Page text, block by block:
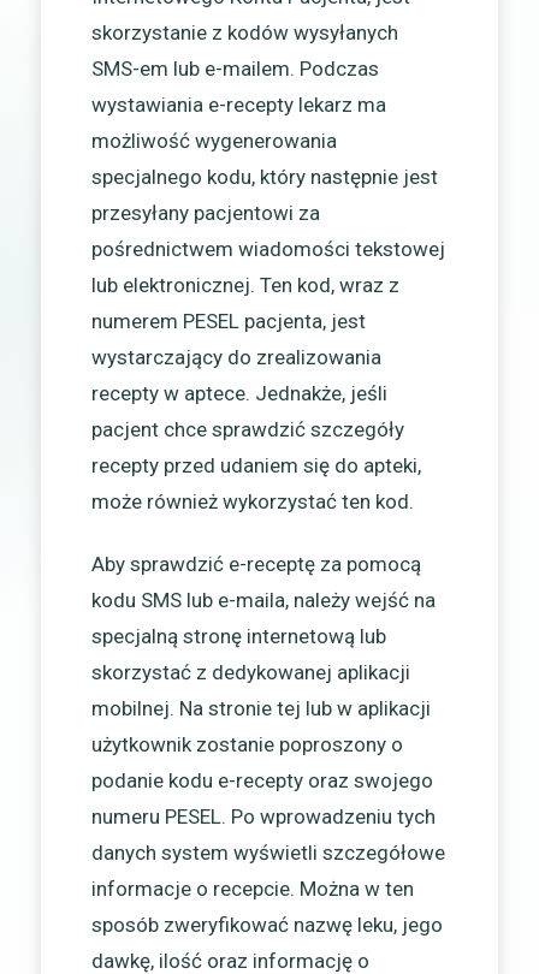
skorzystanie z kodów wysyłanych
SMS-em lub e-mailem. Podczas
wystawiania e-recepty lekarz ma
możliwość wygenerowania
specjalnego kodu, który następnie jest
przesyłany pacjentowi za
pośrednictwem wiadomości tekstowej
lub elektronicznej. Ten kod, wraz z
numerem PESEL pacjenta, jest
wystarczający do zrealizowania
recepty w aptece. Jednakże, jeśli
pacjent chce sprawdzić szczegóły
recepty przed udaniem się do apteki,
może również wykorzystać ten kod.
Aby sprawdzić e-receptę za pomocą
kodu SMS lub e-maila, należy wejść na
specjalną stronę internetową lub
skorzystać z dedykowanej aplikacji
mobilnej. Na stronie tej lub w aplikacji
użytkownik zostanie poproszony o
podanie kodu e-recepty oraz swojego
numeru PESEL. Po wprowadzeniu tych
danych system wyświetli szczegółowe
informacje o recepcie. Można w ten
sposób zweryfikować nazwę leku, jego
dawkę, ilość oraz informację o